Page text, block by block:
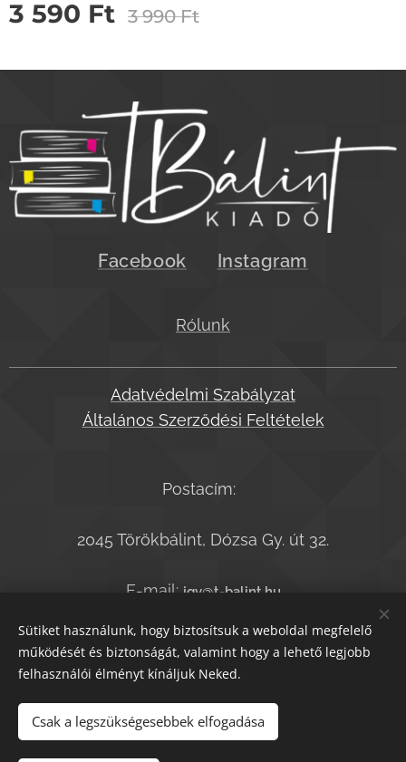
3 590 Ft 3 990Ft
Facebook Instagram
Rólunk
Adatvédelmi Szabályzat
Általános Szerződési Feltételek
Postacím:
2045 Törökbálint, Dózsa Gy. út 32.
E-mail: jgy@t-balint.hu
Telefonszám:+36-20-9364050
Sütik
Sütiket használunk, hogy biztosítsuk a weboldal megfelelő
működését és biztonságát, valamint hogy a lehető legjobb
felhasználói élményt kínáljuk Neked.
Csak a legszükségesebbek elfogadása